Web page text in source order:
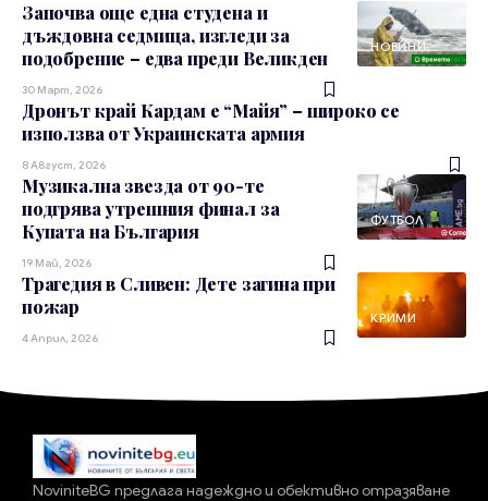
НОВИНИ
Започва още една студена и
дъждовна седмица, изгледи за
подобрение – едва преди Великден
30 Март, 2026
Дронът край Кардам е “Майя” – широко се
използва от Украинската армия
8 Август, 2026
ФУТБОЛ
Музикална звезда от 90-те
подгрява утрешния финал за
Купата на България
19 Май, 2026
КРИМИ
Трагедия в Сливен: Дете загина при
пожар
4 Април, 2026
NoviniteBG предлага надеждно и обективно отразяване